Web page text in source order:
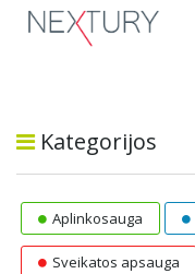
Kategorijos
Aplinkosauga
Sveikatos apsauga